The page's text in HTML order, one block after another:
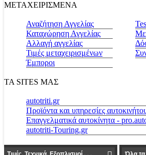
ΜΕΤΑΧΕΙΡΙΣΜΕΝΑ
Αναζήτηση Αγγελίας
Καταχώρηση Αγγελίας
Αλλαγή αγγελίας
Τιμές μεταχειρισμένων
Έμποροι
ΤΑ SITES ΜΑΣ
autotriti.gr
Προϊόντα και υπηρεσίες
Επαγγελματικά αυτοκίνητα -
autotriti-Touring.gr